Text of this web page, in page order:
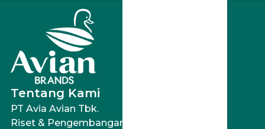
digunakan di segala
permukaan tembok,
beton, batako, plafon
berbahan dasar asbes,
papan, mortar, dan lain-
lain.
Tentang Kami
PT Avia Avian Tbk.
Riset & Pengembangan